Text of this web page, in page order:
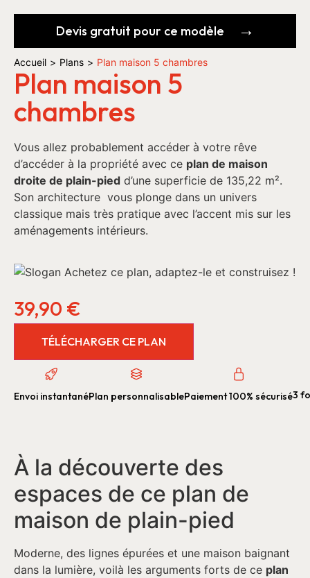
Devis gratuit pour ce modèle
Accueil > Plans > Plan maison 5 chambres
Plan maison 5
chambres
Vous allez probablement accéder à votre rêve
d’accéder à la propriété avec ce plan de maison
droite de plain-pied d’une superficie de 135,22 m².
Son architecture vous plonge dans un univers
classique mais très pratique avec l’accent mis sur les
aménagements intérieurs.
39,90 €
TÉLÉCHARGER CE PLAN
Envoi instantanéPlan personnalisablePaiement 100% sécurisé3
À la découverte des
espaces de ce plan de
maison de plain-pied
Moderne, des lignes épurées et une maison baignant
dans la lumière, voilà les arguments forts de ce plan